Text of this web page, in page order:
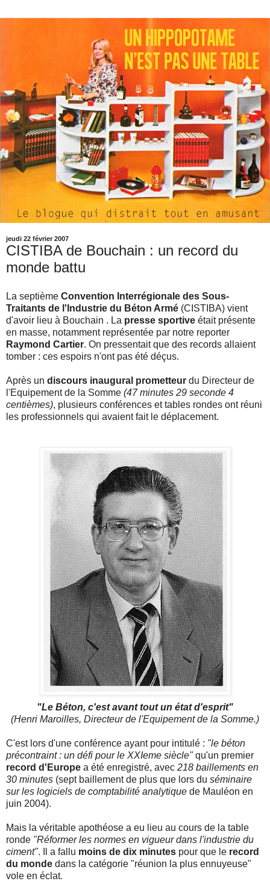
jeudi 22 février 2007
CISTIBA de Bouchain : un record du
monde battu
La septième Convention Interrégionale des Sous-
Traitants de l'Industrie du Béton Armé (CISTIBA) vient
d'avoir lieu à Bouchain . La presse sportive était présente
en masse, notamment représentée par notre reporter
Raymond Cartier. On pressentait que des records allaient
tomber : ces espoirs n'ont pas été déçus.
Après un discours inaugural prometteur du Directeur de
l'Equipement de la Somme (47 minutes 29 seconde 4
centièmes), plusieurs conférences et tables rondes ont réuni
les professionnels qui avaient fait le déplacement.
"Le Béton, c'est avant tout un état d'esprit"
(Henri Maroilles, Directeur de l'Equipement de la Somme.)
C'est lors d'une conférence ayant pour intitulé : "le béton
précontraint : un défi pour le XXIeme siècle"qu'un premier
record d'Europe a été enregistré, avec 218 baillements en
30 minutes (sept baillement de plus que lors du séminaire
sur les logiciels de comptabilité analytique de Mauléon en
juin 2004).
Mais la véritable apothéose a eu lieu au cours de la table
ronde "Réformer les normes en vigueur dans l'industrie du
ciment". Il a fallu moins de dix minutes pour que le record
du monde dans la catégorie "réunion la plus ennuyeuse"
vole en éclat.